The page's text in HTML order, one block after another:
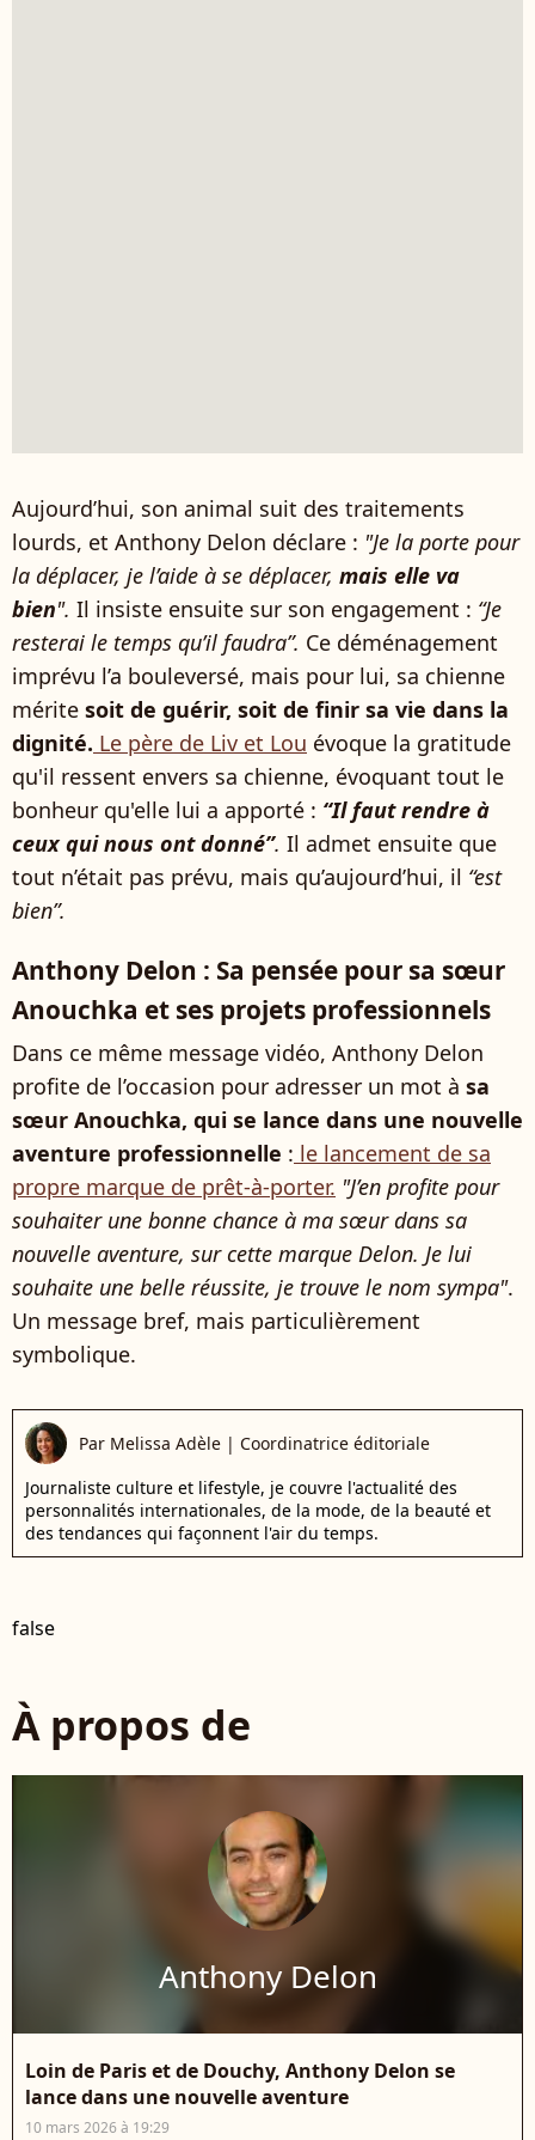
Aujourd’hui, son animal suit des traitements
lourds, et Anthony Delon déclare : "Je la porte pour
la déplacer, je l’aide à se déplacer, mais elle va
bien". Il insiste ensuite sur son engagement : “Je
resterai le temps qu’il faudra”. Ce déménagement
imprévu l’a bouleversé, mais pour lui, sa chienne
mérite soit de guérir, soit de finir sa vie dans la
dignité. Le père de Liv et Lou évoque la gratitude
qu'il ressent envers sa chienne, évoquant tout le
bonheur qu'elle lui a apporté : “Il faut rendre à
ceux qui nous ont donné”. Il admet ensuite que
tout n’était pas prévu, mais qu’aujourd’hui, il “est
bien”.
Anthony Delon : Sa pensée pour sa sœur
Anouchka et ses projets professionnels
Dans ce même message vidéo, Anthony Delon
profite de l’occasion pour adresser un mot à sa
sœur Anouchka, qui se lance dans une nouvelle
aventure professionnelle : le lancement de sa
propre marque de prêt-à-porter. "J’en profite pour
souhaiter une bonne chance à ma sœur dans sa
nouvelle aventure, sur cette marque Delon. Je lui
souhaite une belle réussite, je trouve le nom sympa".
Un message bref, mais particulièrement
symbolique.
Par Melissa Adèle | Coordinatrice éditoriale
Journaliste culture et lifestyle, je couvre l'actualité des
personnalités internationales, de la mode, de la beauté et
des tendances qui façonnent l'air du temps.
false
À propos de
Anthony Delon
Loin de Paris et de Douchy, Anthony Delon se
lance dans une nouvelle aventure
10 mars 2026 à 19:29